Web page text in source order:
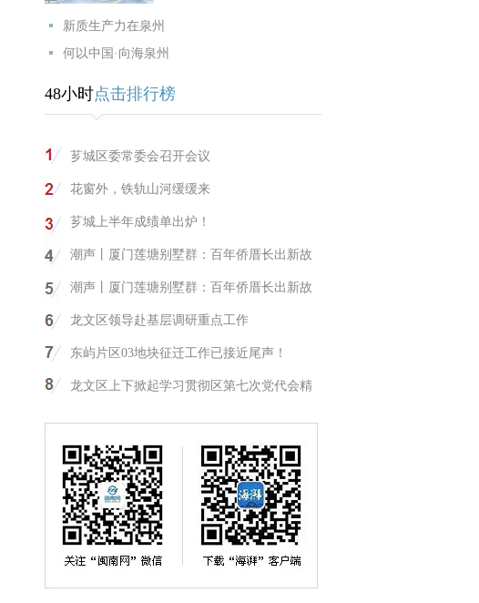
新质生产力在泉州
何以中国·向海泉州
48小时点击排行榜
芗城区委常委会召开会议
花窗外，铁轨山河缓缓来
芗城上半年成绩单出炉！
潮声丨厦门莲塘别墅群：百年侨厝长出新故
潮声丨厦门莲塘别墅群：百年侨厝长出新故
龙文区领导赴基层调研重点工作
东屿片区03地块征迁工作已接近尾声！
龙文区上下掀起学习贯彻区第七次党代会精